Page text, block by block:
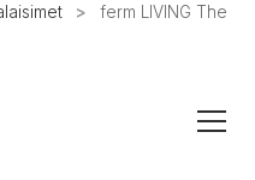
>
ferm LIVING The